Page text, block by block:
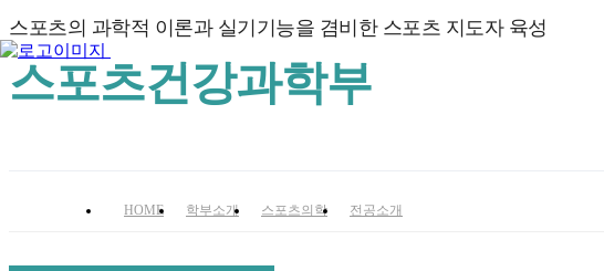
스포츠의 과학적 이론과 실기기능을 겸비한 스포츠 지도자 육성
스포츠건강과학부
HOME 학부소개 스포츠의학 전공소개